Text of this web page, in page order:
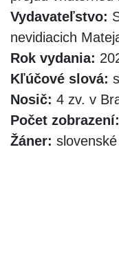
Vydavateľstvo:
nevidiacich
Rok vydania:
Kľúčové slová:
Nosič: 4 zv. v
Počet zobrazení:
Žáner: